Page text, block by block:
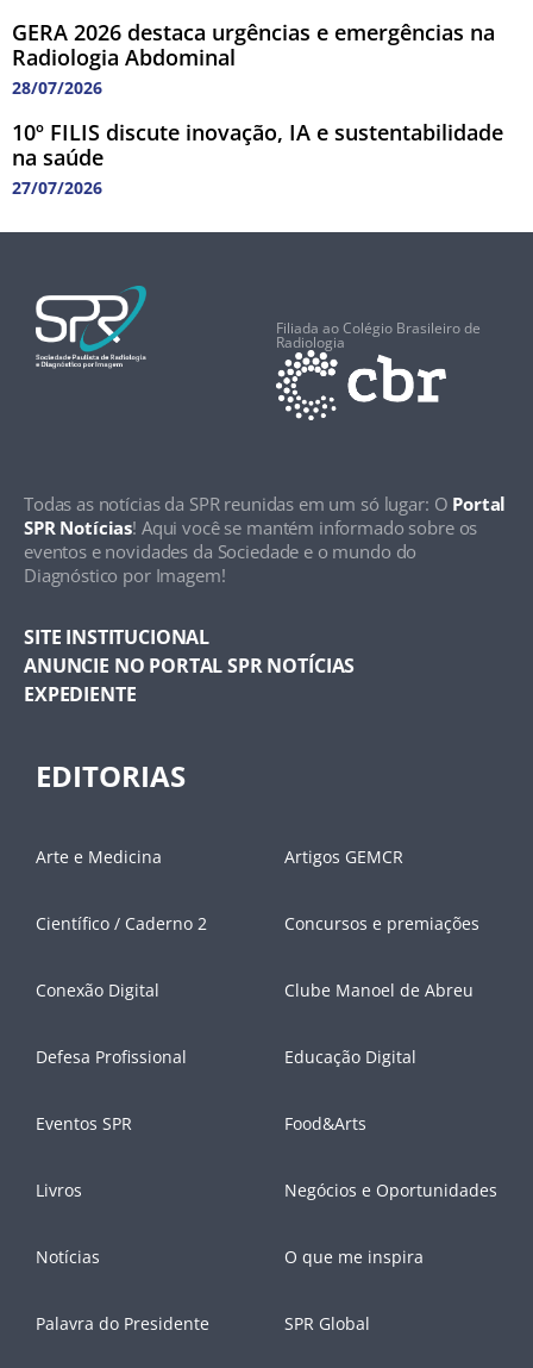
GERA 2026 destaca urgências e emergências na
Radiologia Abdominal
28/07/2026
10º FILIS discute inovação, IA e sustentabilidade
na saúde
27/07/2026
Filiada ao Colégio Brasileiro de
Radiologia
Todas as notícias da SPR reunidas em um só lugar: O Portal
SPR Notícias! Aqui você se mantém informado sobre os
eventos e novidades da Sociedade e o mundo do
Diagnóstico por Imagem!
SITE INSTITUCIONAL
ANUNCIE NO PORTAL SPR NOTÍCIAS
EXPEDIENTE
EDITORIAS
Arte e Medicina Artigos GEMCR
Científico / Caderno 2 Concursos e premiações
Conexão Digital Clube Manoel de Abreu
Defesa Profissional Educação Digital
Eventos SPR Food&Arts
Livros Negócios e Oportunidades
Notícias O que me inspira
Palavra do Presidente SPR Global